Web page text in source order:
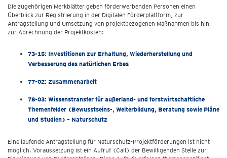
Die zugehörigen Merkblätter geben förderwerbenden Personen einen
Überblick zur Registrierung in der Digitalen Förderplattform, zur
Antragstellung und Umsetzung von projektbezogenen Maßnahmen bis hin
zur Abrechnung der Projektkosten:
73-15: Investitionen zur Erhaltung, Wiederherstellung und
Verbesserung des natürlichen Erbes
77-02: Zusammenarbeit
78-03: Wissenstransfer für außerland- und forstwirtschaftliche
Themenfelder (Bewusstseins-, Weiterbildung, Beratung sowie Pläne
und Studien) – Naturschutz
Eine laufende Antragstellung für Naturschutz-Projektförderungen ist nicht
möglich. Voraussetzung ist ein Aufruf (Call) der Bewilligenden Stelle zur